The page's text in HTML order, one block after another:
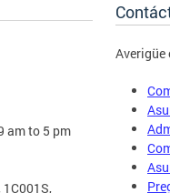
am to 5 pm
1C001S,
Averigüe